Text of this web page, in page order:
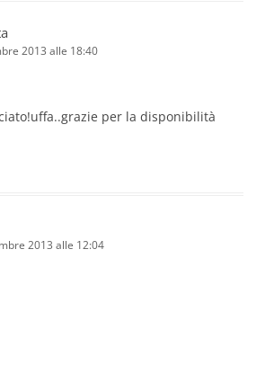
2013 alle 18:40
per la disponibilità
2013 alle 12:04